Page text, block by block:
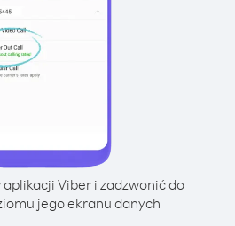
Viber i zadzwonić do
jego ekranu danych